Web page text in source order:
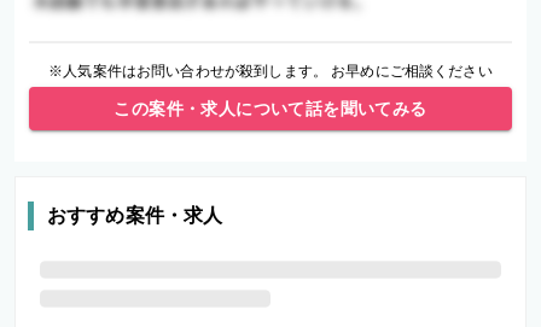
※人気案件はお問い合わせが殺到します。 お早めにご相談ください
この案件・求人について話を聞いてみる
おすすめ案件・求人